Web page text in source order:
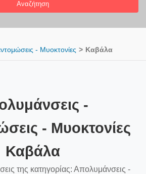
Αναζήτηση
- Μυοκτονίες
Καβάλα
-
- Μυοκτονίες
Καβάλα
της κατηγορίας: Απολυμάνσεις -